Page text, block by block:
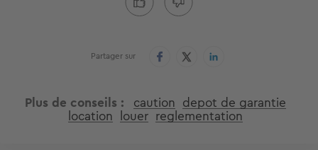
Partager sur
Plus de conseils caution depot de garantie
location louer reglementation